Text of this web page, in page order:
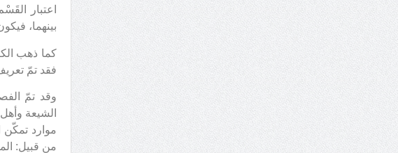
اعتبار
بينهما،
كما ذهب
فقد تمّ
وقد تمّ
الشيعة
موارد تمكّن
من قبيل: